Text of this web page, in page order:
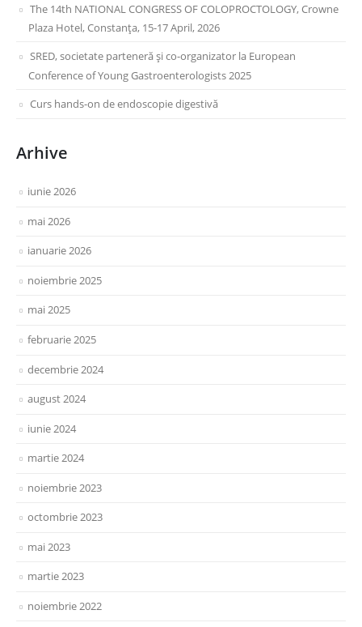
The 14th NATIONAL CONGRESS OF COLOPROCTOLOGY, Crowne
Plaza Hotel, Constanța, 15-17 April, 2026
SRED, societate parteneră și co-organizator la European
Conference of Young Gastroenterologists 2025
Curs hands-on de endoscopie digestivă
Arhive
iunie 2026
mai 2026
ianuarie 2026
noiembrie 2025
mai 2025
februarie 2025
decembrie 2024
august 2024
iunie 2024
martie 2024
noiembrie 2023
octombrie 2023
mai 2023
martie 2023
noiembrie 2022